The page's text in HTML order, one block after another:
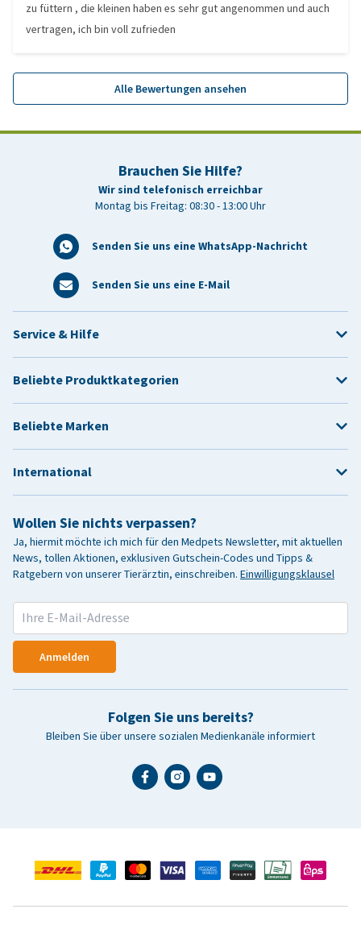
zu füttern , die kleinen haben es sehr gut angenommen und auch
vertragen, ich bin voll zufrieden
Alle Bewertungen ansehen
Brauchen Sie Hilfe?
Wir sind telefonisch erreichbar
Montag bis Freitag: 08:30 - 13:00 Uhr
Senden Sie uns eine WhatsApp-Nachricht
Senden Sie uns eine E-Mail
Wollen Sie nichts verpassen?
Ja, hiermit möchte ich mich für den Medpets Newsletter, mit aktuellen
News, tollen Aktionen, exklusiven Gutschein-Codes und Tipps &
Ratgebern von unserer Tierärztin, einschreiben. Einwilligungsklausel
Anmelden
Folgen Sie uns bereits?
Bleiben Sie über unsere sozialen Medienkanäle informiert
Service & Hilfe
Beliebte Produktkategorien
Beliebte Marken
International